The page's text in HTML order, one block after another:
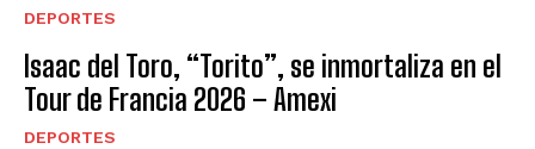
DEPORTES
Isaac del Toro, “Torito”, se inmortaliza en el
Tour de Francia 2026 – Amexi
DEPORTES